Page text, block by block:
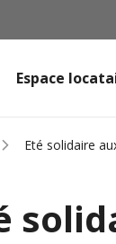
Espace
Eté solidaire